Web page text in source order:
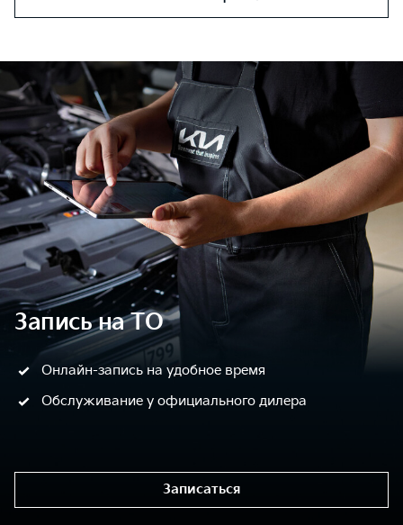
Запись на ТО
Онлайн-запись на удобное время
Обслуживание у официального дилера
Записаться